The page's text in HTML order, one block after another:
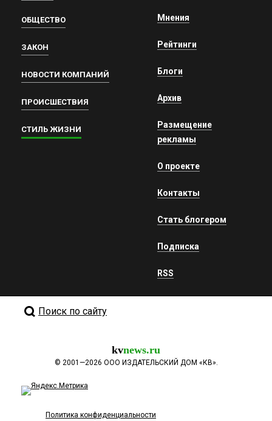
ОБЩЕСТВО
ЗАКОН
НОВОСТИ КОМПАНИЙ
ПРОИСШЕСТВИЯ
СТИЛЬ ЖИЗНИ
Мнения
Рейтинги
Блоги
Архив
Размещение
рекламы
О проекте
Контакты
Стать блогером
Подписка
RSS
Поиск по сайту
kvnews.ru
© 2001—2026 ООО ИЗДАТЕЛЬСКИЙ ДОМ «КВ».
Политика конфиденциальности